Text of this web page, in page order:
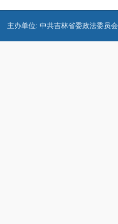
主办单位: 中共吉林省委政法委员会